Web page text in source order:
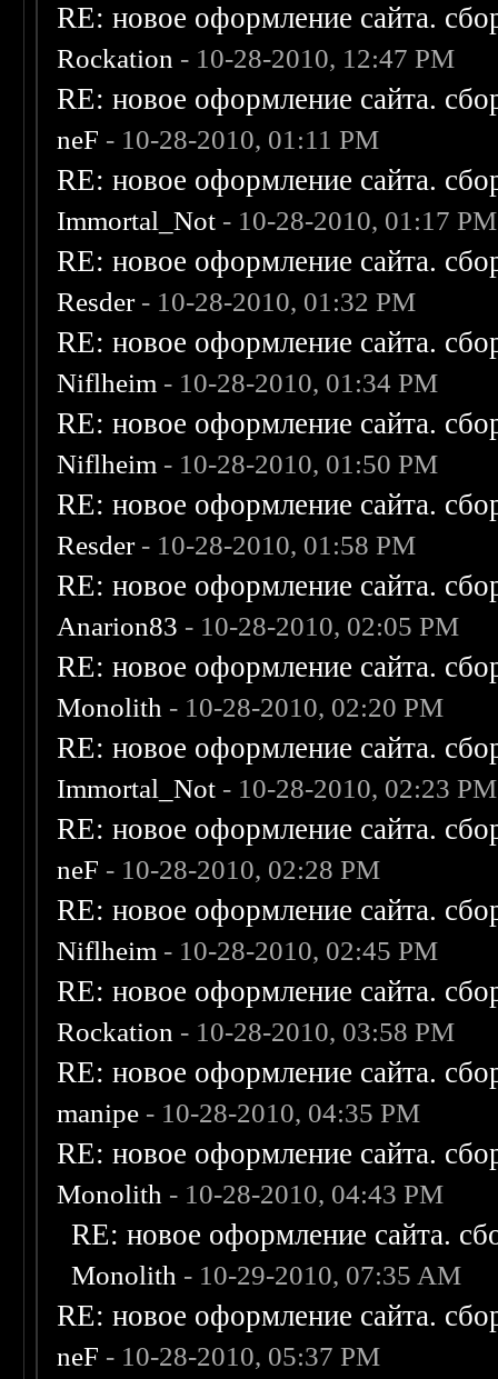
RE: новое оформление сайта.
Rockation - 10-28-2010, 12:47 PM
RE: новое оформление сайта.
neF - 10-28-2010, 01:11 PM
RE: новое оформление сайта.
Immortal_Not - 10-28-2010, 01:17 PM
RE: новое оформление сайта.
Resder- 10-28-2010, 01:32 PM
RE: новое оформление сайта.
Niflheim - 10-28-2010, 01:34 PM
RE: новое оформление сайта.
Niflheim - 10-28-2010, 01:50 PM
RE: новое оформление сайта.
Resder- 10-28-2010, 01:58 PM
RE: новое оформление сайта.
Anarion83 - 10-28-2010, 02:05 PM
RE: новое оформление сайта.
Monolith - 10-28-2010, 02:20 PM
RE: новое оформление сайта.
Immortal_Not - 10-28-2010, 02:23 PM
RE: новое оформление сайта.
neF - 10-28-2010, 02:28 PM
RE: новое оформление сайта.
Niflheim - 10-28-2010, 02:45 PM
RE: новое оформление сайта.
Rockation - 10-28-2010, 03:58 PM
RE: новое оформление сайта.
manipe - 10-28-2010, 04:35 PM
RE: новое оформление сайта.
Monolith - 10-28-2010, 04:43 PM
RE: новое оформление сайта.
Monolith - 10-29-2010, 07:35 AM
RE: новое оформление сайта.
neF - 10-28-2010, 05:37 PM